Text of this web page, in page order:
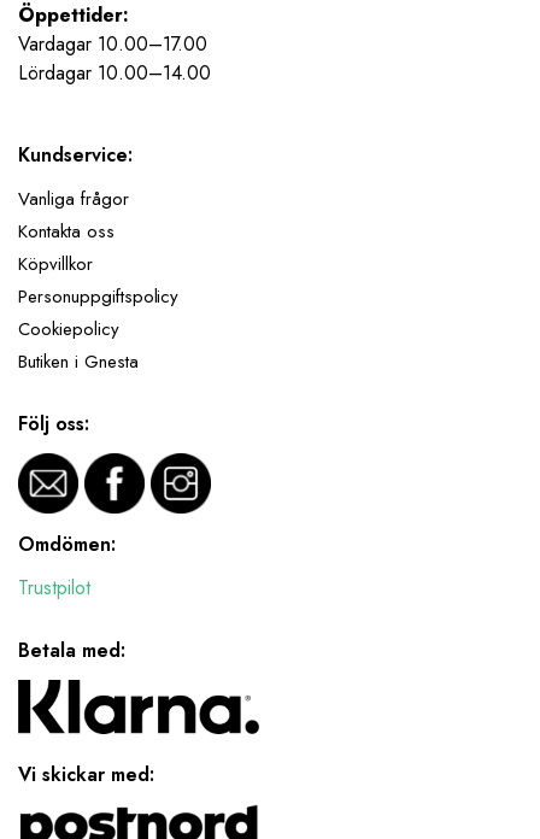
Öppettider:
Vardagar 10.00–17.00
Lördagar 10.00–14.00
Kundservice:
Vanliga frågor
Kontakta oss
Köpvillkor
Personuppgiftspolicy
Cookiepolicy
Butiken i Gnesta
Följ oss:
Omdömen:
Trustpilot
Betala med:
Vi skickar med: